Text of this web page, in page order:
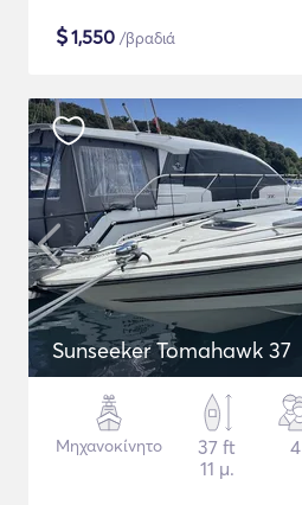
$1,550 /βραδιά
Sunseeker Tomahawk 37
Μηχανοκίνητο
37 ft
11 μ.
4